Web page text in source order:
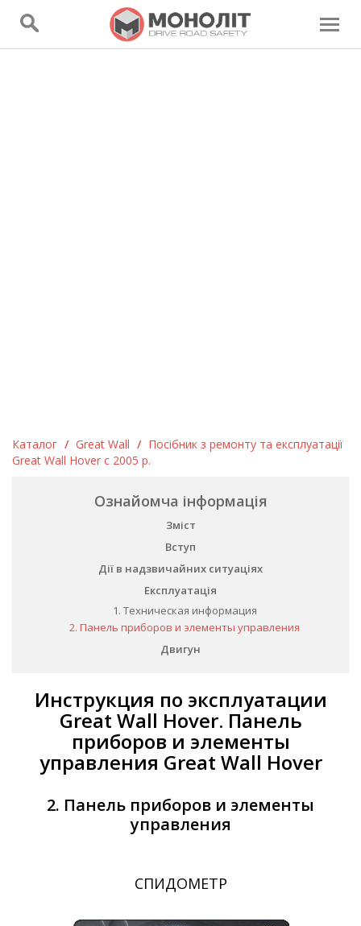
Каталог / Great Wall / Посібник з ремонту та експлуатації
Great Wall Hover c 2005 р.
Ознайомча інформація
Зміст
Вступ
Дії в надзвичайних ситуаціях
Експлуатація
1. Техническая информация
2. Панель приборов и элементы управления
Двигун
Инструкция по эксплуатации
Great Wall Hover. Панель
приборов и элементы
управления Great Wall Hover
2. Панель приборов и элементы
управления
СПИДОМЕТР